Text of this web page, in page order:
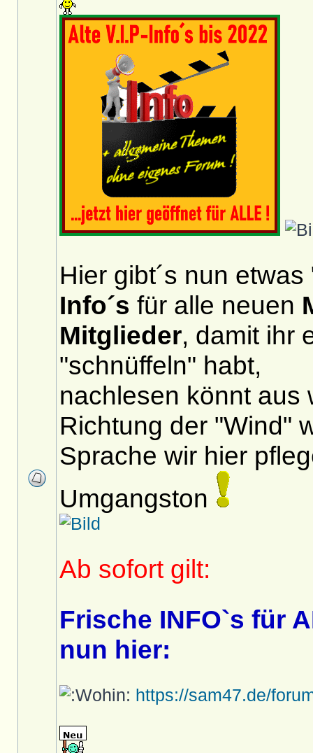
Hier gibt´s nun
Info´s für alle neuen
Mitglieder, damit ihr
"schnüffeln" habt,
nachlesen könnt aus
Richtung der "Wind"
Sprache wir hier
Umgangston
Ab sofort gilt:
Frische INFO`s für
nun hier:
https://sam47.de/